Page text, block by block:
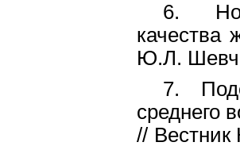
6.
Ю.Л.
7.
среднего
// Вестник